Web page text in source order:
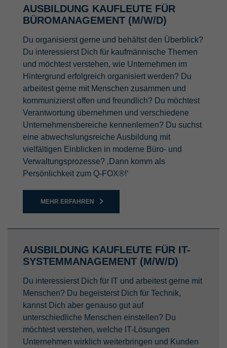
AUSBILDUNG KAUFLEUTE FÜR
BÜROMANAGEMENT (M/W/D)
Du organisierst gerne und behältst den Überblick?
Du interessierst Dich für kaufmännische Themen
und möchtest verstehen, wie Unternehmen im
Hintergrund erfolgreich organisiert werden? Du
arbeitest gerne mit Menschen zusammen und
kommunizierst offen und freundlich? Du möchtest
Verantwortung übernehmen und verschiedene
Unternehmensbereiche kennenlernen? Du suchst
eine abwechslungsreiche Ausbildung mit
vielfältigen Einblicken in moderne Büro- und
Verwaltungsprozesse? ‚Dann komm als
Persönlichkeit zum Q-FOX®!‘
MEHR ERFAHREN
AUSBILDUNG KAUFLEUTE FÜR IT-
SYSTEMMANAGEMENT (M/W/D)
Du interessierst Dich für IT und arbeitest gerne mit
Menschen? Du begeisterst Dich für Technik,
kannst Dich aber genauso gut auf
unterschiedliche Menschen einstellen? Du
möchtest verstehen, welche IT-Lösungen
Unternehmen wirklich weiterbringen und Kunden
Anbieter YouTube
Laufzeit 1 Tag
Wird von YouTube verwendet. Das Cookie
registriert eine eindeutige ID auf mobilen
Geräten, um Tracking basierend auf dem
geografischen GPS-Standort zu
ermöglichen.